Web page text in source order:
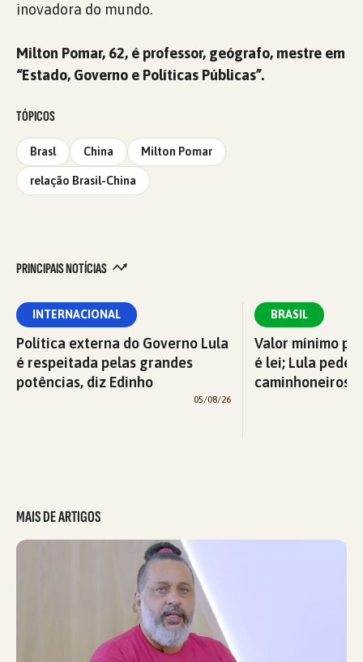
inovadora do mundo.
Milton Pomar, 62, é professor, geógrafo, mestre em
“Estado, Governo e Políticas Públicas”.
TÓPICOS
Brasl China Milton Pomar
relação Brasil-China
PRINCIPAIS NOTÍCIAS
INTERNACIONAL
Política externa do Governo Lula
é respeitada pelas grandes
potências, diz Edinho
05/08/26
BRASIL
Valor mínimo
é lei; Lula pede
caminhoneiros
MAIS DE ARTIGOS